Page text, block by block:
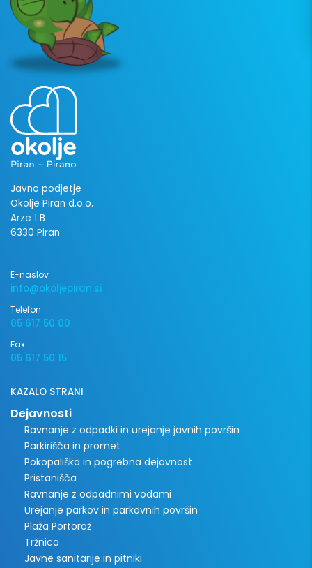
Javno podjetje
Okolje Piran d.o.o.
Arze 1 B
6330 Piran
E-naslov
info@okoljepiran.si
Telefon
05 617 50 00
Fax
05 617 50 15
KAZALO STRANI
Dejavnosti
Ravnanje z odpadki in urejanje javnih površin
Parkirišča in promet
Pokopališka in pogrebna dejavnost
Pristanišča
Ravnanje z odpadnimi vodami
Urejanje parkov in parkovnih površin
Plaža Portorož
Tržnica
Javne sanitarije in pitniki